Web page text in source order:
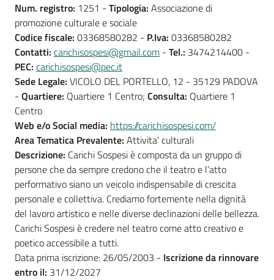
Num. registro: 1251 - Tipologia: Associazione di
promozione culturale e sociale
Codice fiscale: 03368580282 - P.Iva: 03368580282
Contatti: carichisospesi@gmail.com - Tel.: 3474214400 -
PEC: carichisospesi@pec.it
Sede Legale: VICOLO DEL PORTELLO, 12 - 35129 PADOVA
- Quartiere: Quartiere 1 Centro; Consulta: Quartiere 1
Centro
Web e/o Social media: https://carichisospesi.com/
Area Tematica Prevalente: Attivita' culturali
Descrizione: Carichi Sospesi è composta da un gruppo di
persone che da sempre credono che il teatro e l’atto
performativo siano un veicolo indispensabile di crescita
personale e collettiva. Crediamo fortemente nella dignità
del lavoro artistico e nelle diverse declinazioni delle bellezza.
Carichi Sospesi è credere nel teatro come atto creativo e
poetico accessibile a tutti.
Data prima iscrizione: 26/05/2003 - Iscrizione da rinnovare
entro il: 31/12/2027